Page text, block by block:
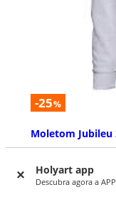
Holyart app
Descubra agora a
-25%
Moletom
€ 29,90 € 39,90